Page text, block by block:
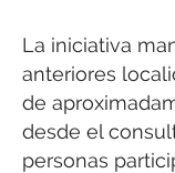
La iniciativa
anteriores
de
desde el
personas